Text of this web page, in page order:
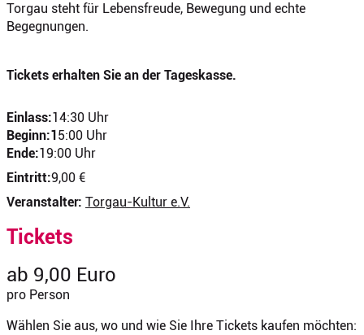
Torgau steht für Lebensfreude, Bewegung und echte
Begegnungen.
Tickets erhalten Sie an der Tageskasse.
Einlass:14:30 Uhr
Beginn:1 5:00 Uhr
Ende:19:00 Uhr
Eintritt:9,00 €
Veranstalter: Torgau-Kultur e.V.
Tickets
ab 9,00 Euro
pro Person
Wählen Sie aus, wo und wie Sie Ihre Tickets kaufen möchten: